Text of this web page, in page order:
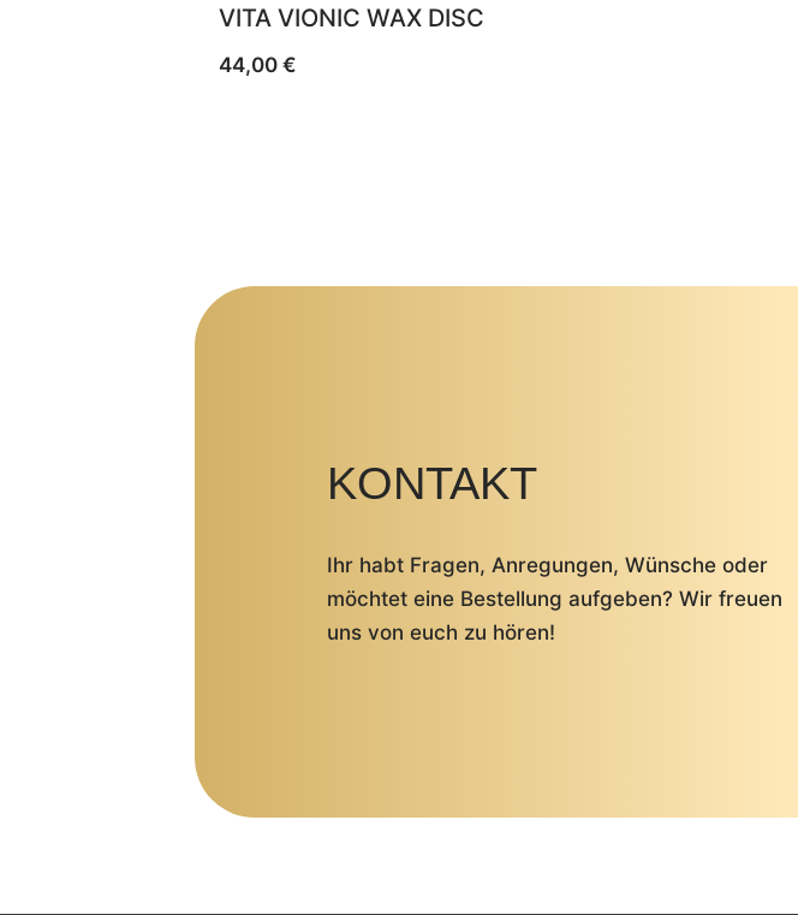
VITA VIONIC WAX DISC
44,00 €
KONTAKT
Ihr habt Fragen, Anregungen, Wünsche oder
möchtet eine Bestellung aufgeben? Wir freuen
uns von euch zu hören!